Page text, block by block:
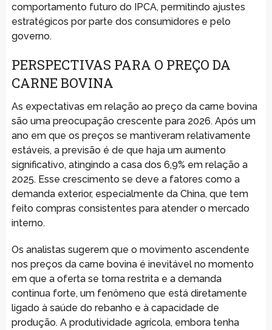
comportamento futuro do IPCA, permitindo ajustes
estratégicos por parte dos consumidores e pelo
governo.
PERSPECTIVAS PARA O PREÇO DA
CARNE BOVINA
As expectativas em relação ao preço da carne bovina
são uma preocupação crescente para 2026. Após um
ano em que os preços se mantiveram relativamente
estáveis, a previsão é de que haja um aumento
significativo, atingindo a casa dos 6,9% em relação a
2025. Esse crescimento se deve a fatores como a
demanda exterior, especialmente da China, que tem
feito compras consistentes para atender o mercado
interno.
Os analistas sugerem que o movimento ascendente
nos preços da carne bovina é inevitável no momento
em que a oferta se torna restrita e a demanda
continua forte, um fenômeno que está diretamente
ligado à saúde do rebanho e à capacidade de
produção. A produtividade agrícola, embora tenha